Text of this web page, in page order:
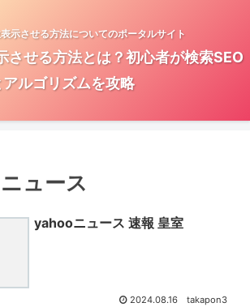
示させる方法についてのポータルサイト
させる方法とは？初心者が検索SEO
アルゴリズムを攻略
ュース
yahooニュース 速報 皇室
2024.08.16 takapon3